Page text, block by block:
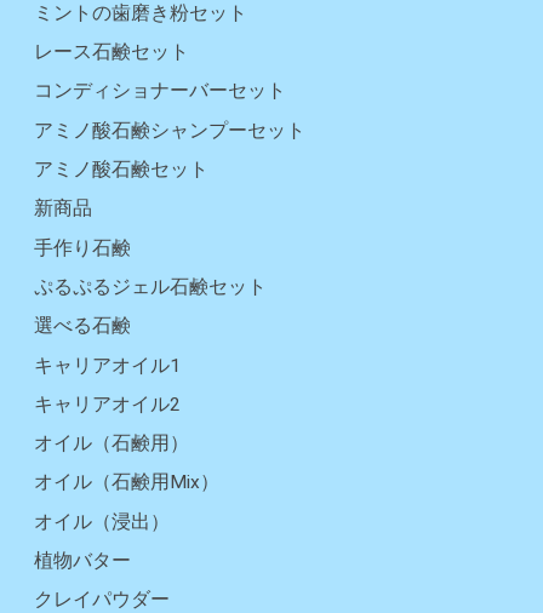
ミントの歯磨き粉セット
レース石鹸セット
コンディショナーバーセット
アミノ酸石鹸シャンプーセット
アミノ酸石鹸セット
新商品
手作り石鹸
ぷるぷるジェル石鹸セット
選べる石鹸
キャリアオイル1
キャリアオイル2
オイル（石鹸用）
オイル（石鹸用Mix）
オイル（浸出）
植物バター
クレイパウダー